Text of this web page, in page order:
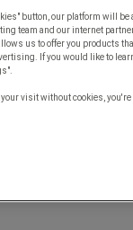
button, our platform will
team and our internet
us to offer you products
If you would like to
visit without cookies, you're